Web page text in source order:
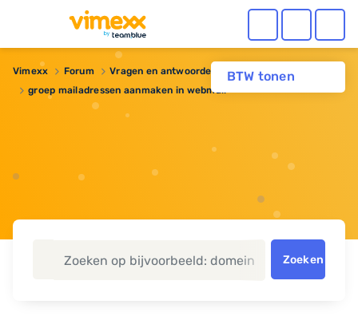
BTW tonen
Vimexx Forum Vragen en antwoorden
Dedicated server
groep mailadressen aanmaken in webmail
Zoeken